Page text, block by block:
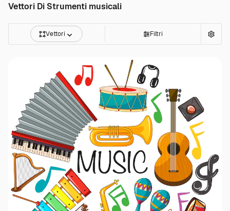
Vettori Di Strumenti musicali
Vettori Filtri